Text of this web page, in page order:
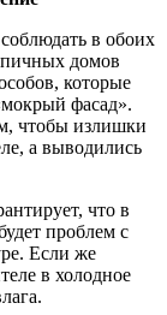
в обоих
домов
которые
фасад».
чтобы излишки
а выводились
что в
проблем с
Если же
в холодное